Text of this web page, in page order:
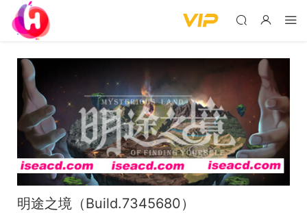
明途之境（Build.7345680）